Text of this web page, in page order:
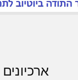
ארכיונים